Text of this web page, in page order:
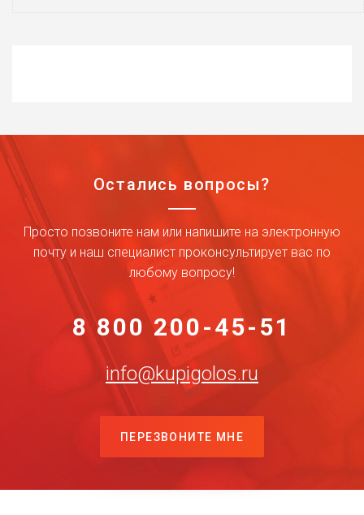
Остались вопросы?
Просто позвоните нам или напишите на электронную
почту и наш специалист проконсультирует вас по
любому вопросу!
8 800 200-45-51
info@kupigolos.ru
ПЕРЕЗВОНИТЕ МНЕ